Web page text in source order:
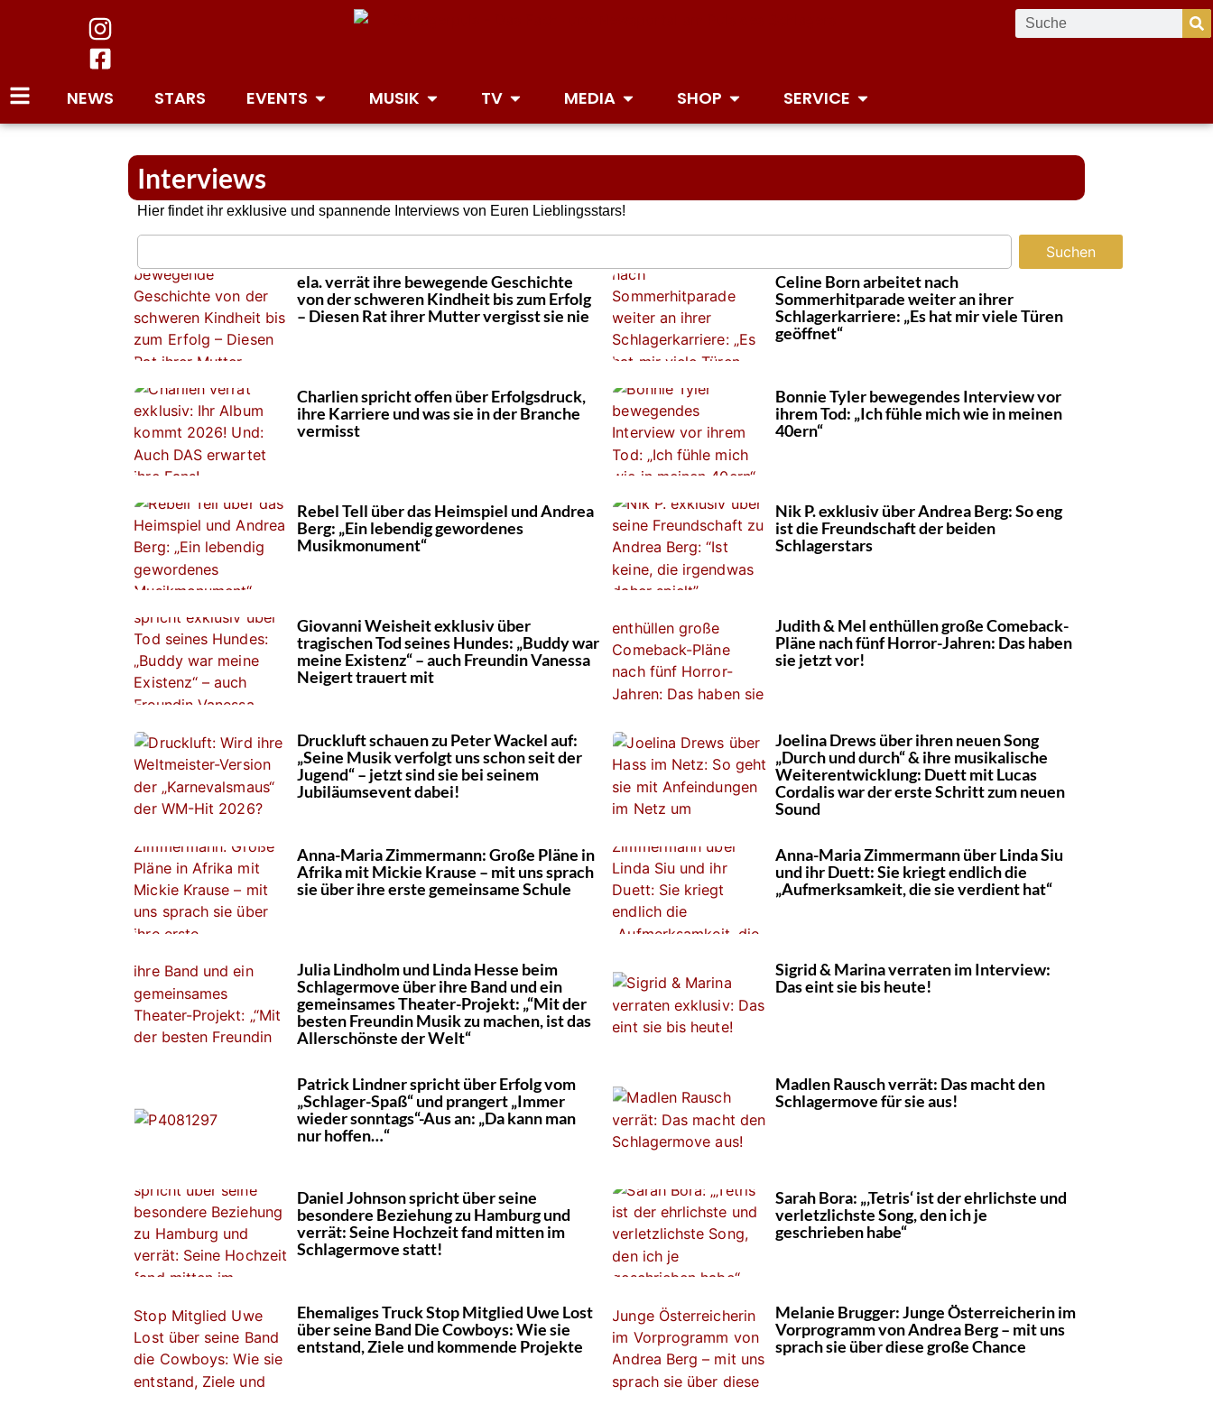
NEWS STARS EVENTS MUSIK TV MEDIA SHOP SERVICE
Interviews
Hier findet ihr exklusive und spannende Interviews von Euren Lieblingsstars!
Suchen
ela. verrät ihre bewegende Geschichte
von der schweren Kindheit bis zum Erfolg
– Diesen Rat ihrer Mutter vergisst sie nie
Celine Born arbeitet nach
Sommerhitparade weiter an ihrer
Schlagerkarriere: „Es hat mir viele Türen
geöffnet“
Charlien spricht offen über Erfolgsdruck,
ihre Karriere und was sie in der Branche
vermisst
Bonnie Tyler bewegendes Interview vor
ihrem Tod: „Ich fühle mich wie in meinen
40ern“
Rebel Tell über das Heimspiel und Andrea
Berg: „Ein lebendig gewordenes
Musikmonument“
Nik P. exklusiv über Andrea Berg: So eng
ist die Freundschaft der beiden
Schlagerstars
Giovanni Weisheit exklusiv über
tragischen Tod seines Hundes: „Buddy war
meine Existenz“ – auch Freundin Vanessa
Neigert trauert mit
Judith & Mel enthüllen große Comeback-
Pläne nach fünf Horror-Jahren: Das haben
sie jetzt vor!
Druckluft schauen zu Peter Wackel auf:
„Seine Musik verfolgt uns schon seit der
Jugend“ – jetzt sind sie bei seinem
Jubiläumsevent dabei!
Joelina Drews über ihren neuen Song
„Durch und durch“ & ihre musikalische
Weiterentwicklung: Duett mit Lucas
Cordalis war der erste Schritt zum neuen
Sound
Anna-Maria Zimmermann: Große Pläne in
Afrika mit Mickie Krause – mit uns sprach
sie über ihre erste gemeinsame Schule
Anna-Maria Zimmermann über Linda Siu
und ihr Duett: Sie kriegt endlich die
„Aufmerksamkeit, die sie verdient hat“
Julia Lindholm und Linda Hesse beim
Schlagermove über ihre Band und ein
gemeinsames Theater-Projekt: „“Mit der
besten Freundin Musik zu machen, ist das
Allerschönste der Welt“
Sigrid & Marina verraten im Interview:
Das eint sie bis heute!
Patrick Lindner spricht über Erfolg vom
„Schlager-Spaß“ und prangert „Immer
wieder sonntags“-Aus an: „Da kann man
nur hoffen…“
Madlen Rausch verrät: Das macht den
Schlagermove für sie aus!
Daniel Johnson spricht über seine
besondere Beziehung zu Hamburg und
verrät: Seine Hochzeit fand mitten im
Schlagermove statt!
Sarah Bora: „‚Tetris‘ ist der ehrlichste und
verletzlichste Song, den ich je
geschrieben habe“
Ehemaliges Truck Stop Mitglied Uwe Lost
über seine Band Die Cowboys: Wie sie
entstand, Ziele und kommende Projekte
Melanie Brugger: Junge Österreicherin im
Vorprogramm von Andrea Berg – mit uns
sprach sie über diese große Chance